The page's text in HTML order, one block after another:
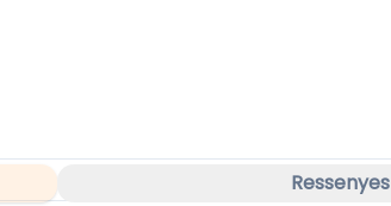
Ressenyes